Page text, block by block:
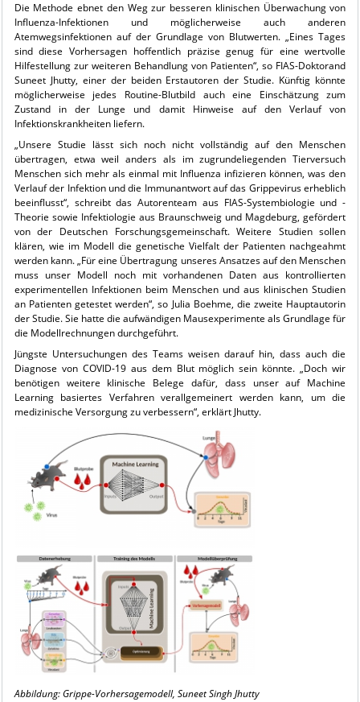
Die Methode ebnet den Weg zur besseren klinischen Überwachung von
Influenza-Infektionen und möglicherweise auch anderen
Atemwegsinfektionen auf der Grundlage von Blutwerten. „Eines Tages
sind diese Vorhersagen hoffentlich präzise genug für eine wertvolle
Hilfestellung zur weiteren Behandlung von Patienten“, so FIAS-Doktorand
Suneet Jhutty, einer der beiden Erstautoren der Studie. Künftig könnte
möglicherweise jedes Routine-Blutbild auch eine Einschätzung zum
Zustand in der Lunge und damit Hinweise auf den Verlauf von
Infektionskrankheiten liefern.
„Unsere Studie lässt sich noch nicht vollständig auf den Menschen
übertragen, etwa weil anders als im zugrundeliegenden Tierversuch
Menschen sich mehr als einmal mit Influenza infizieren können, was den
Verlauf der Infektion und die Immunantwort auf das Grippevirus erheblich
beeinflusst“, schreibt das Autorenteam aus FIAS-Systembiologie und -
Theorie sowie Infektiologie aus Braunschweig und Magdeburg, gefördert
von der Deutschen Forschungsgemeinschaft. Weitere Studien sollen
klären, wie im Modell die genetische Vielfalt der Patienten nachgeahmt
werden kann. „Für eine Übertragung unseres Ansatzes auf den Menschen
muss unser Modell noch mit vorhandenen Daten aus kontrollierten
experimentellen Infektionen beim Menschen und aus klinischen Studien
an Patienten getestet werden“, so Julia Boehme, die zweite Hauptautorin
der Studie. Sie hatte die aufwändigen Mausexperimente als Grundlage für
die Modellrechnungen durchgeführt.
Jüngste Untersuchungen des Teams weisen darauf hin, dass auch die
Diagnose von COVID-19 aus dem Blut möglich sein könnte. „Doch wir
benötigen weitere klinische Belege dafür, dass unser auf Machine
Learning basiertes Verfahren verallgemeinert werden kann, um die
medizinische Versorgung zu verbessern“, erklärt Jhutty.
Abbildung: Grippe-Vorhersagemodell, Suneet Singh Jhutty